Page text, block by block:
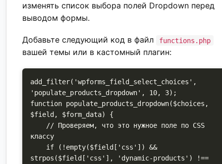
изменять список выбора полей Dropdown перед
выводом формы.
Добавьте следующий код в файл functions.php
вашей темы или в кастомный плагин:
add_filter('wpforms_field_select_choices',
'populate_products_dropdown', 10, 3);
function populate_products_dropdown($choices,
$field, $form_data) {
классу
strpos($field['css'], 'dynamic-products') !==